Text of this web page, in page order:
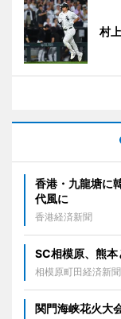
村
香港・九龍塘に
代風に
香港経済新聞
SC相模原、熊
相模原町田経済新聞
関門海峡花火大